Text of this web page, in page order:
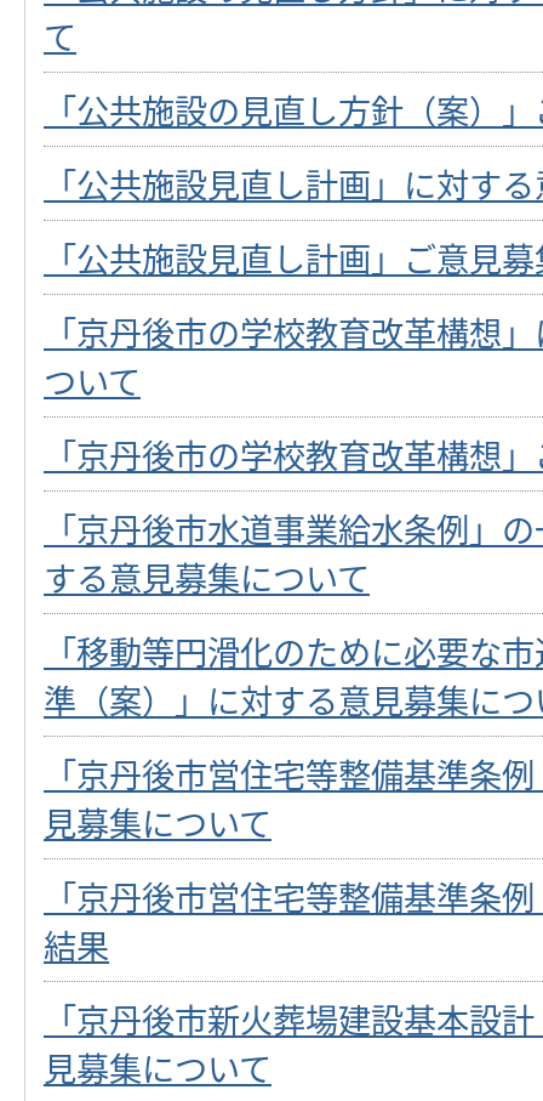
て
「公共施設の見直し方針（案）
「公共施設見直し計画」に対す
「公共施設見直し計画」ご意見
「京丹後市の学校教育改革構想
ついて
「京丹後市の学校教育改革構想
「京丹後市水道事業給水条例」
する意見募集について
「移動等円滑化のために必要な
準（案）」に対する意見募集に
「京丹後市営住宅等整備基準条
見募集について
「京丹後市営住宅等整備基準条
結果
「京丹後市新火葬場建設基本設
見募集について